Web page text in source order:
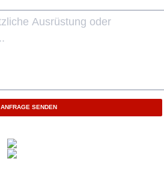
ANFRAGE SENDEN